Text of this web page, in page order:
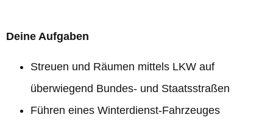
Deine Aufgaben
Streuen und Räumen mittels LKW auf
überwiegend Bundes- und Staatsstraßen
Führen eines Winterdienst-Fahrzeuges